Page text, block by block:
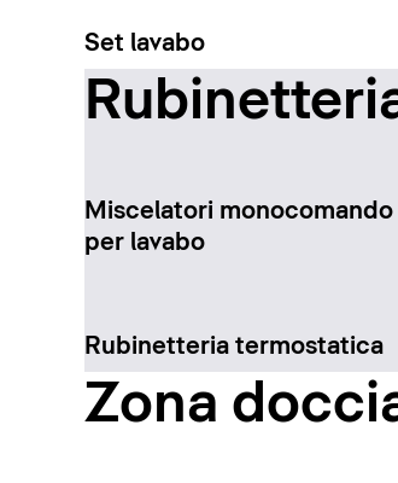
Set lavabo
Miscelatori monocomando
per lavabo
Rubinetteria termostatica
Zona